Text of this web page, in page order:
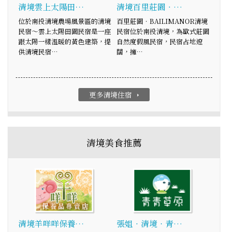
清境雲上太陽田…
位於南投清境農場風景區的清境
民宿～雲上太陽田園民宿是一座
跟太陽一樣溫暖的黃色建築，提
供清境民宿…
清境百里莊園‧…
百里莊園‧BAILIMANOR清境
民宿位於南投清境，為歐式莊園
自然度假風民宿，民宿占地遼
闊，擁…
更多清境住宿 arrow_right
清境美食推薦
清境羊咩咩保養… 張姐‧清境‧青…